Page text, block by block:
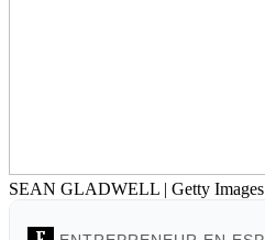
SEAN GLADWELL | Getty Images